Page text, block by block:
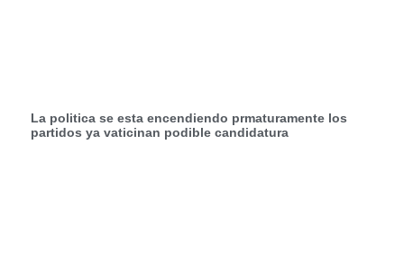
La politica se esta encendiendo prmaturamente los
partidos ya vaticinan podible candidatura